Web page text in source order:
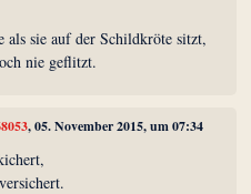
als sie auf der Schildkröte sitzt,
nie geflitzt.
, 05. November 2015, um 07:34